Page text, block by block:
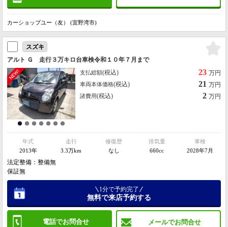
カーショップユー（友） (宜野湾市)
スズキ
アルト Ｇ 走行３万キロ台車検令和１０年７月まで
支払総額(税込) 23 万円
車両本体価格(税込) 21 万円
諸費用(税込) 2 万円
年式
2013年
走行
3.3万km
修復歴
なし
排気量
660cc
車検
2028年7月
法定整備：整備無
保証無
電話でお問合せ メールでお問合せ
1分で予約完了
無料で来店予約する